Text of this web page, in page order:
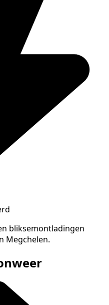
bliksemontladingen
Megchelen.